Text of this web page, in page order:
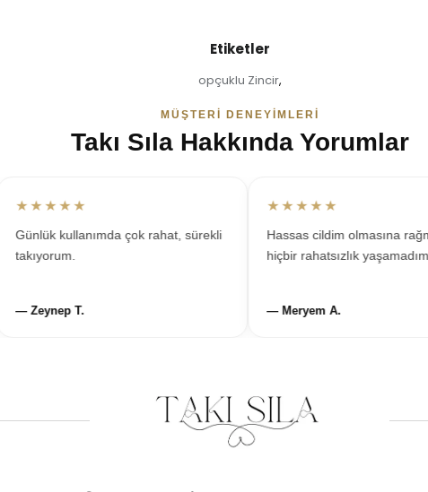
Etiketler
opçuklu Zincir,
MÜŞTERI DENEYIMLERI
Takı Sıla Hakkında Yorumlar
★★★★★
Günlük kullanımda çok rahat, sürekli
takıyorum.
— Zeynep T.
★★★★★
Hassas cildim olmasına rağmen
hiçbir rahatsızlık yaşamadım.
— Meryem A.